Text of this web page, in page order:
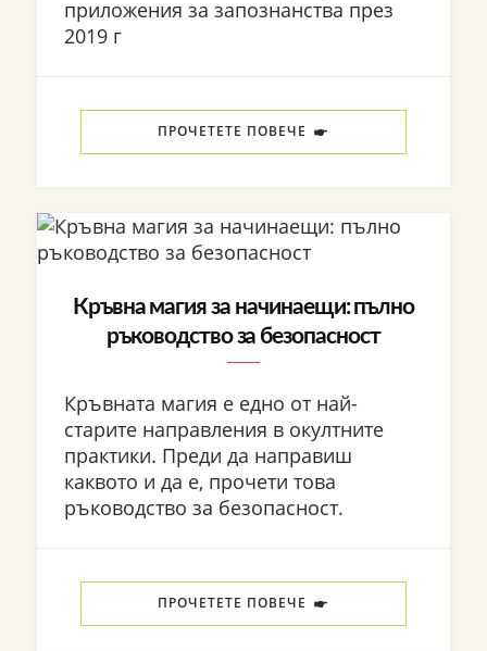
приложения за запознанства през
2019 г
ПРОЧЕТЕТЕ ПОВЕЧЕ
Кръвна магия за начинаещи: пълно
ръководство за безопасност
Кръвната магия е едно от най-
старите направления в окултните
практики. Преди да направиш
каквото и да е, прочети това
ръководство за безопасност.
ПРОЧЕТЕТЕ ПОВЕЧЕ